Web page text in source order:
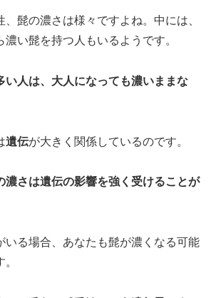
髭の濃さは様々ですよね。中には、
濃い髭を持つ人もいるようです。
い人は、大人になっても濃いままな
遺伝が大きく関係しているのです。
濃さは遺伝の影響を強く受けることが
いる場合、あなたも髭が濃くなる可能